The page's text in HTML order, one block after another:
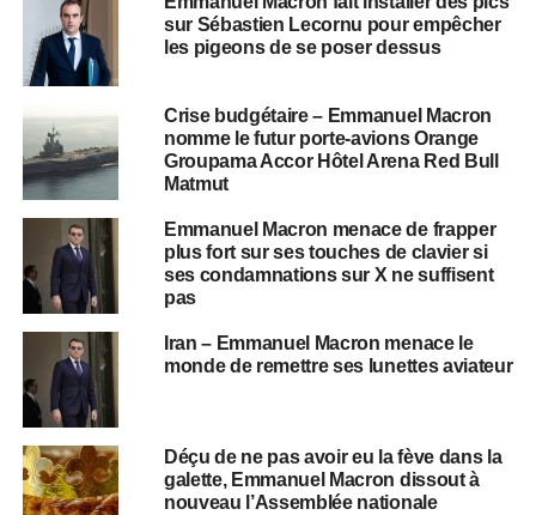
sur Sébastien Lecornu pour empêcher
les pigeons de se poser dessus
Crise budgétaire – Emmanuel Macron
nomme le futur porte-avions Orange
Groupama Accor Hôtel Arena Red Bull
Matmut
Emmanuel Macron menace de frapper
plus fort sur ses touches de clavier si
ses condamnations sur X ne suffisent
pas
Iran – Emmanuel Macron menace le
monde de remettre ses lunettes aviateur
Déçu de ne pas avoir eu la fève dans la
galette, Emmanuel Macron dissout à
nouveau l’Assemblée nationale